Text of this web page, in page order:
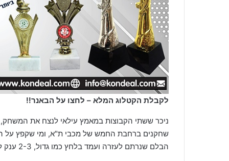
לקבלת הקטלוג המלא – לחצו על הבאנר!!
ניכר ששתי הקבוצות במאמץ עילאי לנצח את
שחקנים ברחבת החמש של מכבי ת"א, ומי שקפץ על
הבלם שנרתם לעזרה ועמד בלחץ כמו גדול, 2-3 ענק למכבי חיפה!